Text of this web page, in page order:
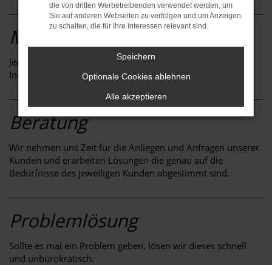
Maximale Transparenz
Jeder Kunde erhält unaufgefordert alle relevanten
Informationen zum Wunschfahrzeug.
Beratung
Wir nehmen uns Zeit für die Anliegen und Anfragen unserer
Kunden und erarbeiten Lösungen die genau auf die
Bedürfnisse des jeweiligen Kunden abgestimmt sind.
Problemlösung
Sollte es mal ein Problem geben, lösen wir dieses schnell
und unbürokratisch.
die von dritten Werbetreibenden verwendet werden, um
Sie auf anderen Webseiten zu verfolgen und um Anzeigen
zu schalten, die für Ihre Interessen relevant sind.
Speichern
Optionale Cookies ablehnen
Alle akzeptieren